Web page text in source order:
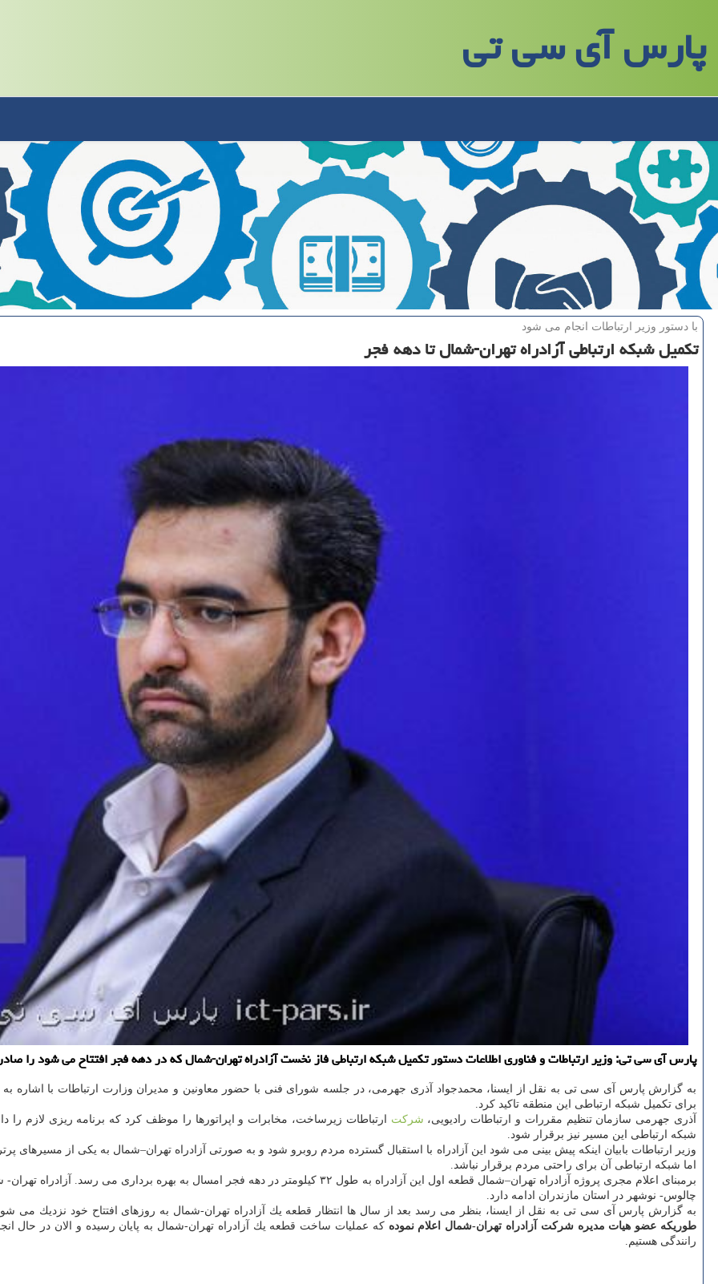
پارس آی سی تی
با دستور وزیر ارتباطات انجام می شود
تكمیل شبكه ارتباطی آزادراه تهران-شمال تا دهه فجر
پارس آی سی تی: وزیر ارتباطات و فناوری اطلاعات دستور تكمیل شبكه ارتباطی فاز نخست آزادراه تهران-شمال كه در دهه فجر افتتاح می شود را
به گزارش پارس آی سی تی به نقل از ایسنا، محمدجواد آذری جهرمی، در جلسه شورای فنی با حضور معاونین و مدیران وزارت ارتباطات با اشاره به
برای تكمیل شبكه ارتباطی این منطقه تاكید كرد.
آذری جهرمی سازمان تنظیم مقررات و ارتباطات رادیویی، شركت ارتباطات زیرساخت، مخابرات و اپراتورها را موظف كرد كه برنامه ریزی لازم را
شبكه ارتباطی این مسیر نیز برقرار شود.
وزیر ارتباطات بابیان اینكه پیش بینی می شود این آزادراه با استقبال گسترده مردم روبرو شود و به صورتی آزادراه تهران–شمال به یكی از مسیرهای
اما شبكه ارتباطی آن برای راحتی مردم برقرار نباشد.
برمبنای اعلام مجری پروژه آزادراه تهران–شمال قطعه اول این آزادراه به طول ۳۲ كیلومتر در دهه فجر
چالوس- نوشهر در استان مازندران ادامه دارد.
به گزارش پارس آی سی تی به نقل از ایسنا، بنظر می رسد بعد از سال ها انتظار قطعه یك آزادراه تهران-شمال به روزهای افتتاح خود نزدیك می
طوریكه عضو هیات مدیره شركت آزادراه تهران-شمال اعلام نمودهكه عملیات ساخت قطعه یك آزادراه تهران-شمال به پایان رسیده و الان در حال
رانندگی هستیم.